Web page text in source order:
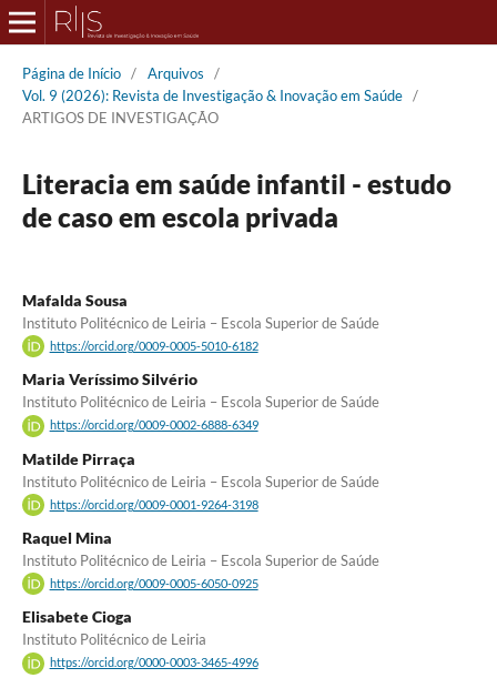
Página de Início / Arquivos
/
Vol. 9 (2026): Revista de Investigação & Inovação em Saúde /
ARTIGOS DE INVESTIGAÇÃO
Literacia em saúde infantil - estudo
de caso em escola privada
Mafalda Sousa
Instituto Politécnico de Leiria – Escola Superior de Saúde
https://orcid.org/0009-0005-5010-6182
Maria Veríssimo Silvério
Instituto Politécnico de Leiria – Escola Superior de Saúde
https://orcid.org/0009-0002-6888-6349
Matilde Pirraça
Instituto Politécnico de Leiria – Escola Superior de Saúde
https://orcid.org/0009-0001-9264-3198
Raquel Mina
Instituto Politécnico de Leiria – Escola Superior de Saúde
https://orcid.org/0009-0005-6050-0925
Elisabete Cioga
Instituto Politécnico de Leiria
https://orcid.org/0000-0003-3465-4996